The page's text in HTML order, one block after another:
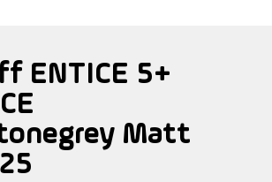
ENTICE 5+
Matt